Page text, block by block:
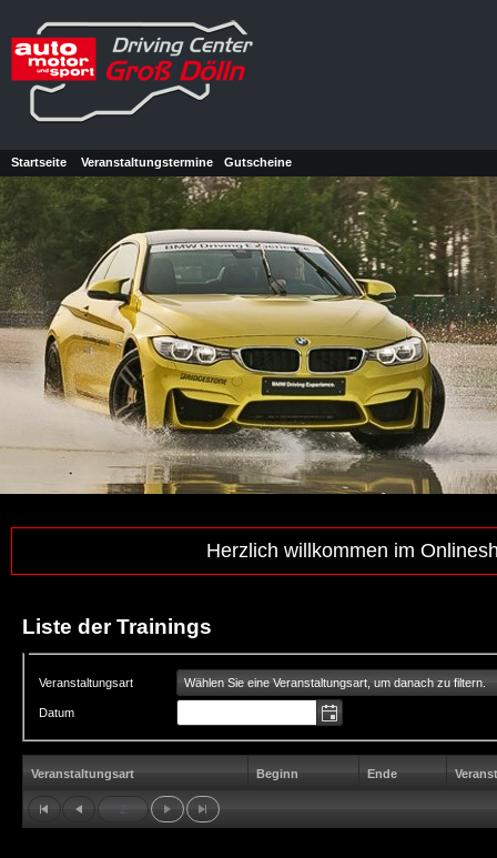
Startseite Veranstaltungstermine Gutscheine
Herzlich willkommen im
Liste der Trainings
Veranstaltungsart Wählen Sie eine Veranstaltungsart, um danach zu filtern.
Datum
Veranstaltungsart Beginn Ende
2